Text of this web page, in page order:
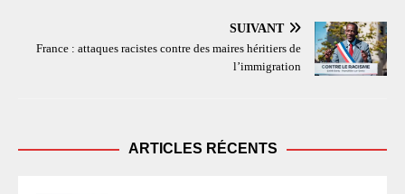
SUIVANT
France : attaques racistes contre des maires héritiers de
l’immigration
ARTICLES RÉCENTS